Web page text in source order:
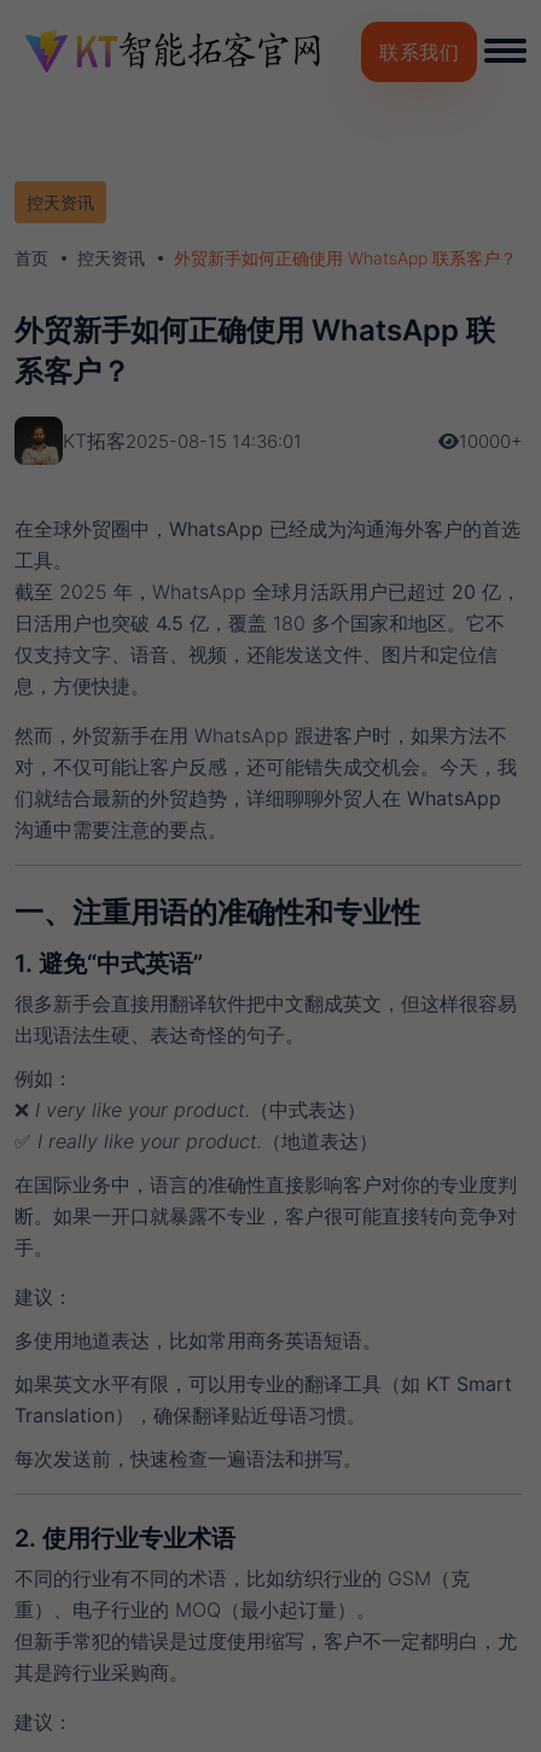
联系我们
控天资讯
首页 控天资讯 外贸新手如何正确使用 WhatsApp 联系客户？
外贸新手如何正确使用 WhatsApp 联
系客户？
KT拓客2025-08-15 14:36:01 10000+
在全球外贸圈中， WhatsApp 已经成为沟通海外客户的首选
工具。
截至 2025 年，WhatsApp 全球月活跃用户已超过 20 亿 ，
日活用户也突破 4.5 亿 ，覆盖 180 多个国家和地区。它不
仅支持文字、语音、视频，还能发送文件、图片和定位信
息，方便快捷。
然而，外贸新手在用 WhatsApp 跟进客户时，如果方法不
对，不仅可能让客户反感，还可能错失成交机会。今天，我
们就结合最新的外贸趋势，详细聊聊外贸人在 WhatsApp
沟通中需要注意的要点。
一、注重用语的准确性和专业性
1. 避免“中式英语”
很多新手会直接用翻译软件把中文翻成英文，但这样很容易
出现语法生硬、表达奇怪的句子。
例如：
❌ I very like your product. （中式表达）
✅ I really like your product. （地道表达）
在国际业务中，语言的准确性直接影响客户对你的专业度判
断。如果一开口就暴露不专业，客户很可能直接转向竞争对
手。
建议 ：
多使用地道表达，比如常用商务英语短语。
如果英文水平有限，可以用专业的翻译工具（如 KT Smart
Translation ），确保翻译贴近母语习惯。
每次发送前，快速检查一遍语法和拼写。
2. 使用行业专业术语
不同的行业有不同的术语，比如纺织行业的 GSM（克
重）、电子行业的 MOQ（最小起订量）。
但新手常犯的错误是过度使用缩写 ，客户不一定都明白，尤
其是跨行业采购商。
建议 ：